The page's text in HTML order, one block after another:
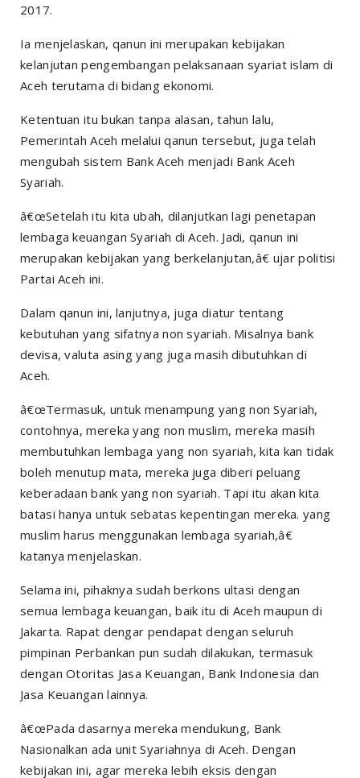
2017.
Ia menjelaskan, qanun ini merupakan kebijakan
kelanjutan pengembangan pelaksanaan syariat islam di
Aceh terutama di bidang ekonomi.
Ketentuan itu bukan tanpa alasan, tahun lalu,
Pemerintah Aceh melalui qanun tersebut, juga telah
mengubah sistem Bank Aceh menjadi Bank Aceh
Syariah.
â€œSetelah itu kita ubah, dilanjutkan lagi penetapan
lembaga keuangan Syariah di Aceh. Jadi, qanun ini
merupakan kebijakan yang berkelanjutan,â€ ujar politisi
Partai Aceh ini.
Dalam qanun ini, lanjutnya, juga diatur tentang
kebutuhan yang sifatnya non syariah. Misalnya bank
devisa, valuta asing yang juga masih dibutuhkan di
Aceh.
â€œTermasuk, untuk menampung yang non Syariah,
contohnya, mereka yang non muslim, mereka masih
membutuhkan lembaga yang non syariah, kita kan tidak
boleh menutup mata, mereka juga diberi peluang
keberadaan bank yang non syariah. Tapi itu akan kita
batasi hanya untuk sebatas kepentingan mereka. yang
muslim harus menggunakan lembaga syariah,â€
katanya menjelaskan.
Selama ini, pihaknya sudah berkons ultasi dengan
semua lembaga keuangan, baik itu di Aceh maupun di
Jakarta. Rapat dengar pendapat dengan seluruh
pimpinan Perbankan pun sudah dilakukan, termasuk
dengan Otoritas Jasa Keuangan, Bank Indonesia dan
Jasa Keuangan lainnya.
â€œPada dasarnya mereka mendukung, Bank
Nasionalkan ada unit Syariahnya di Aceh. Dengan
kebijakan ini, agar mereka lebih eksis dengan